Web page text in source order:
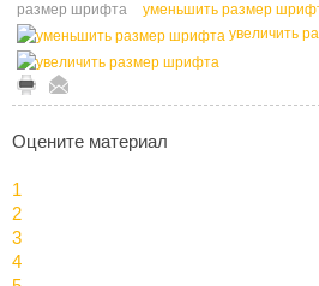
размер шрифта
уменьшить размер
увеличить
Оцените материал
1
2
3
4